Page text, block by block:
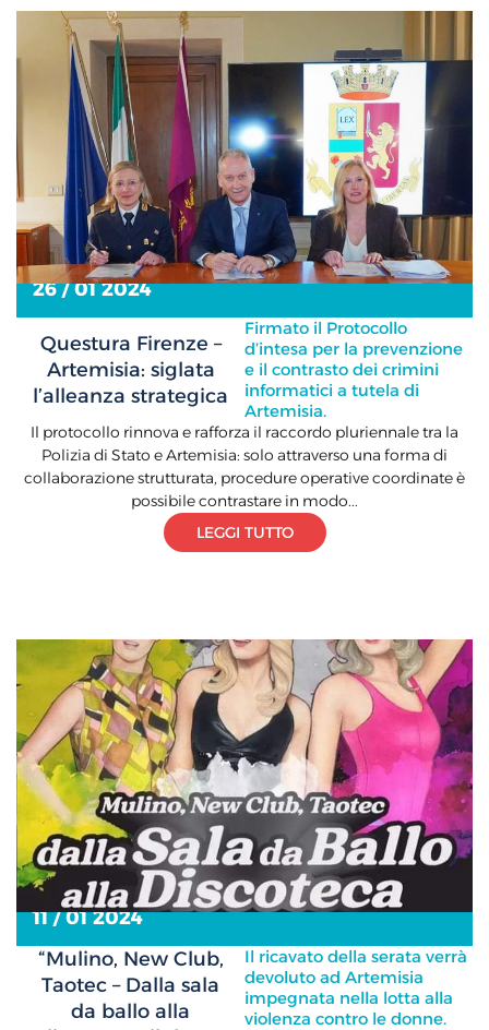
Questura Firenze –
Artemisia: siglata
l’alleanza strategica
Firmato il Protocollo
d’intesa per la prevenzione
e il contrasto dei crimini
informatici a tutela di
Artemisia.
26 / 01 2024
Il protocollo rinnova e rafforza il raccordo pluriennale tra la
Polizia di Stato e Artemisia: solo attraverso una forma di
collaborazione strutturata, procedure operative coordinate è
possibile contrastare in modo...
LEGGI TUTTO
“Mulino, New Club,
Taotec – Dalla sala
da ballo alla
Il ricavato della serata verrà
devoluto ad Artemisia
impegnata nella lotta alla
violenza contro le donne.
11 / 01 2024